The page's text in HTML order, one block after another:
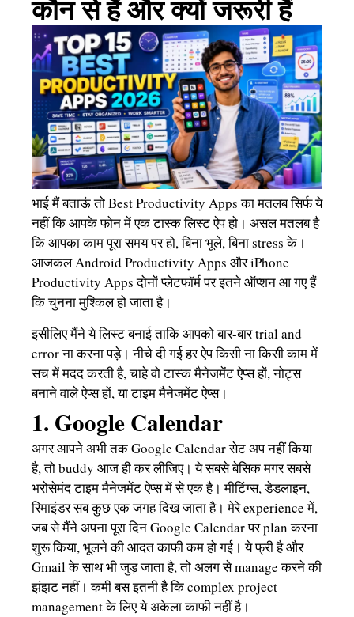
कौन से हैं और क्यों जरूरी हैं
भाई मैं बताऊं तो Best Productivity Apps का मतलब सिर्फ ये
नहीं कि आपके फोन में एक टास्क लिस्ट ऐप हो। असल मतलब है
कि आपका काम पूरा समय पर हो, बिना भूले, बिना stress के।
आजकल Android Productivity Apps और iPhone
Productivity Apps दोनों प्लेटफॉर्म पर इतने ऑप्शन आ गए हैं
कि चुनना मुश्किल हो जाता है।
इसीलिए मैंने ये लिस्ट बनाई ताकि आपको बार-बार trial and
error ना करना पड़े। नीचे दी गई हर ऐप किसी ना किसी काम में
सच में मदद करती है, चाहे वो टास्क मैनेजमेंट ऐप्स हों, नोट्स
बनाने वाले ऐप्स हों, या टाइम मैनेजमेंट ऐप्स।
1. Google Calendar
अगर आपने अभी तक Google Calendar सेट अप नहीं किया
है, तो buddy आज ही कर लीजिए। ये सबसे बेसिक मगर सबसे
भरोसेमंद टाइम मैनेजमेंट ऐप्स में से एक है। मीटिंग्स, डेडलाइन,
रिमाइंडर सब कुछ एक जगह दिख जाता है। मेरे experience में,
जब से मैंने अपना पूरा दिन Google Calendar पर plan करना
शुरू किया, भूलने की आदत काफी कम हो गई। ये फ्री है और
Gmail के साथ भी जुड़ जाता है, तो अलग से manage करने की
झंझट नहीं। कमी बस इतनी है कि complex project
management के लिए ये अकेला काफी नहीं है।